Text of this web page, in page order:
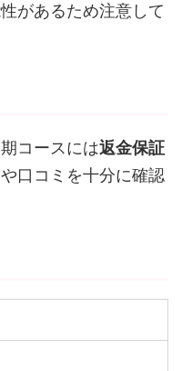
があるため注意して
コースには返金保証
口コミを十分に確認